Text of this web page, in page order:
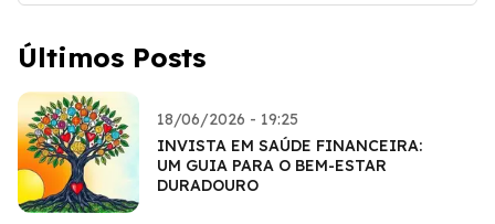
Últimos Posts
18/06/2026 - 19:25
INVISTA EM SAÚDE FINANCEIRA:
UM GUIA PARA O BEM-ESTAR
DURADOURO